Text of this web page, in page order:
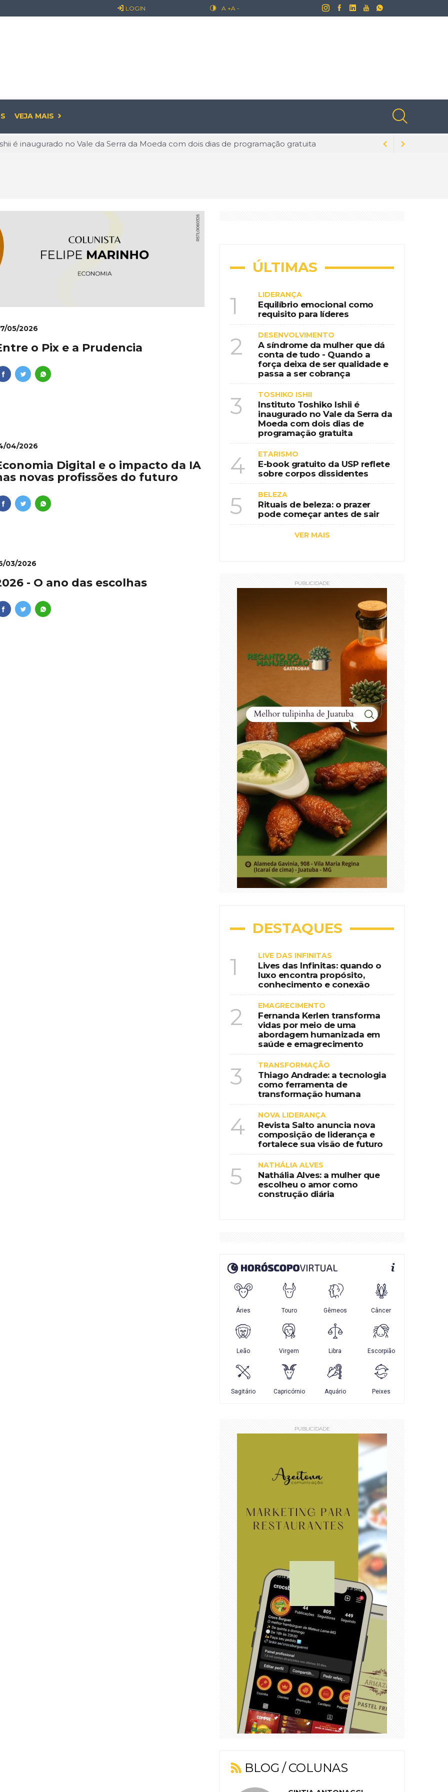
LOGIN A +A -
VEJA MAIS
discurso e entra na prática: guia criado na USP expõe exclusões ainda naturalizadas no Brasil
que conquista o mundo e abre novas oportunidades na tecnologia
dominar vídeos pelo celular se torna diferencial profissional na era da educação digital
à experiência: restaurante em Curitiba transforma inspiração country em destino de
que dá conta de tudo
é inaugurado no Vale da Serra da Moeda com dois dias de programação gratuita
05/2026
o Pix e a Prudencia
04/2026
Digital e o impacto da IA
novas profissões do futuro
03/2026
- O ano das escolhas
ÚLTIMAS
1 LIDERANÇA
Equilíbrio emocional como
requisito para líderes
2 DESENVOLVIMENTO
A síndrome da mulher que dá
conta de tudo - Quando a
força deixa de ser qualidade e
passa a ser cobrança
3 TOSHIKO ISHII
Instituto Toshiko Ishii é
inaugurado no Vale da Serra da
Moeda com dois dias de
programação gratuita
4 ETARISMO
E-book gratuito da USP reflete
sobre corpos dissidentes
5 BELEZA
Rituais de beleza: o prazer
pode começar antes de sair
VER MAIS
PUBLICIDADE
DESTAQUES
1 LIVE DAS INFINITAS
Lives das Infinitas: quando o
luxo encontra propósito,
conhecimento e conexão
2 EMAGRECIMENTO
Fernanda Kerlen transforma
vidas por meio de uma
abordagem humanizada em
saúde e emagrecimento
3 TRANSFORMAÇÃO
Thiago Andrade: a tecnologia
como ferramenta de
transformação humana
4 NOVA LIDERANÇA
Revista Salto anuncia nova
composição de liderança e
fortalece sua visão de futuro
5 NATHÁLIA ALVES
Nathália Alves: a mulher que
escolheu o amor como
construção diária
PUBLICIDADE
BLOG / COLUNAS